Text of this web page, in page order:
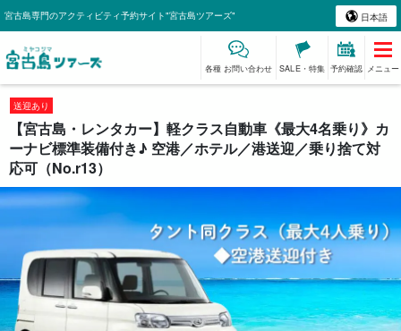
宮古島専門のアクティビティ予約サイト"宮古島ツアーズ" 日本語
各種 お問い合わせ SALE・特集 予約確認 メニュー
送迎あり
【宮古島・レンタカー】軽クラス自動車《最大4名乗り》カ
ーナビ標準装備付き♪ 空港／ホテル／港送迎／乗り捨て対
応可（No.r13）